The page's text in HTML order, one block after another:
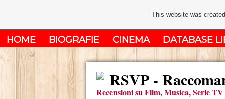
HOME BIOGRAFIE CINEMA DATABASE
RSVP -
Recensioni su Film, Musica, Serie
This website was